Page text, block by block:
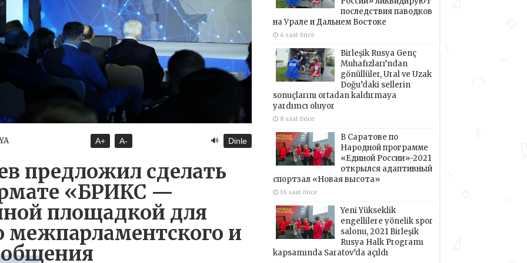
A+ A- 🔊 Dinle
предложил сделать
«БРИКС —
площадкой для
межпарламентского и
последствия паводков
на Урале и Дальнем Востоке
4 saat önce
Birleşik Rusya Genç
Muhafızları’ndan
gönüllüler, Ural ve Uzak
Doğu’daki sellerin
sonuçlarını ortadan kaldırmaya
yardımcı oluyor
8 saat önce
В Саратове по
Народной программе
«Единой России»-2021
открылся адаптивный
спортзал «Новая высота»
16 saat önce
Yeni Yükseklik
engellilere yönelik spor
salonu, 2021 Birleşik
Rusya Halk Programı
kapsamında Saratov’da açıldı